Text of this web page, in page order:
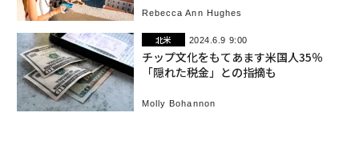
Rebecca Ann Hughes
北米 2024.6.9 9:00
チップ文化をもてあます米国人35％
「隠れた税金」との指摘も
Molly Bohannon